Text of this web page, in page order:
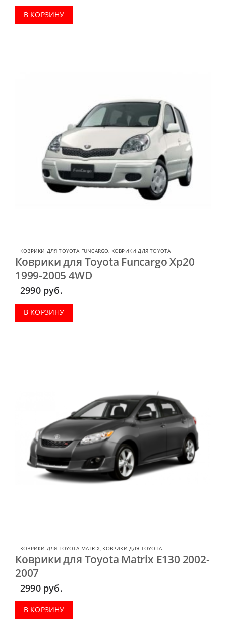
В КОРЗИНУ
КОВРИКИ ДЛЯ TOYOTA FUNCARGO, КОВРИКИ ДЛЯ TOYOTA
Коврики для Toyota Funcargo Xp20
1999-2005 4WD
2990 руб.
В КОРЗИНУ
КОВРИКИ ДЛЯ TOYOTA MATRIX, КОВРИКИ ДЛЯ TOYOTA
Коврики для Toyota Matrix E130 2002-
2007
2990 руб.
В КОРЗИНУ